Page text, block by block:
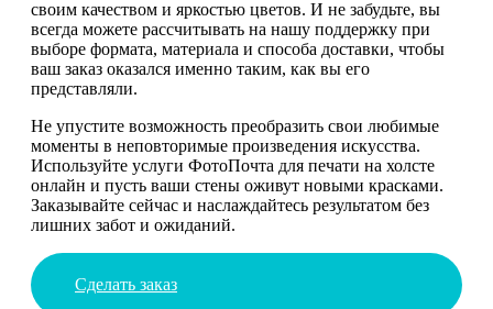
своим качеством и яркостью цветов. И не забудьте, вы
всегда можете рассчитывать на нашу поддержку при
выборе формата, материала и способа доставки, чтобы
ваш заказ оказался именно таким, как вы его
представляли.
Не упустите возможность преобразить свои любимые
моменты в неповторимые произведения искусства.
Используйте услуги ФотоПочта для печати на холсте
онлайн и пусть ваши стены оживут новыми красками.
Заказывайте сейчас и наслаждайтесь результатом без
лишних забот и ожиданий.
Сделать заказ